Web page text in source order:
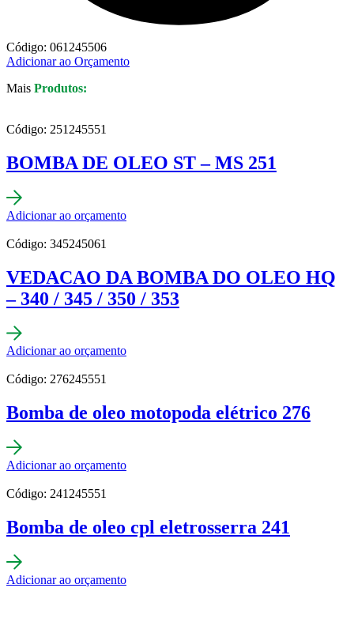
Código: 061245506
Adicionar ao Orçamento
Mais Produtos:
Código: 251245551
BOMBA DE OLEO ST – MS 251
Adicionar ao orçamento
Código: 345245061
VEDACAO DA BOMBA DO OLEO HQ
– 340 / 345 / 350 / 353
Adicionar ao orçamento
Código: 276245551
Bomba de oleo motopoda elétrico 276
Adicionar ao orçamento
Código: 241245551
Bomba de oleo cpl eletrosserra 241
Adicionar ao orçamento